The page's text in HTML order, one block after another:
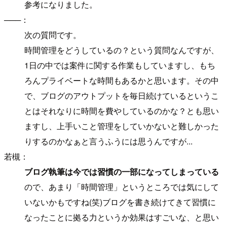
参考になりました。
───：
次の質問です。
時間管理をどうしているの？という質問なんですが、
1日の中では案件に関する作業もしていますし、もち
ろんプライベートな時間もあるかと思います。その中
で、ブログのアウトプットを毎日続けているというこ
とはそれなりに時間を費やしているのかな？とも思い
ますし、上手いこと管理をしていかないと難しかった
りするのかなぁと言うふうには思うんですが...
若槻：
ブログ執筆は今では習慣の一部になってしまっている
ので、あまり「時間管理」というところでは気にして
いないかもですね(笑)ブログを書き続けてきて習慣に
なったことに拠る力というか効果はすごいな、と思い